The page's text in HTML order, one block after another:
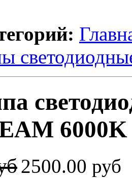
2500.00 руб